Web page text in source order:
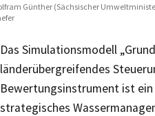
Günther (Sächsischer
Das Simulationsmodell
länderübergreifendes
Bewertungsinstrument ist
strategisches